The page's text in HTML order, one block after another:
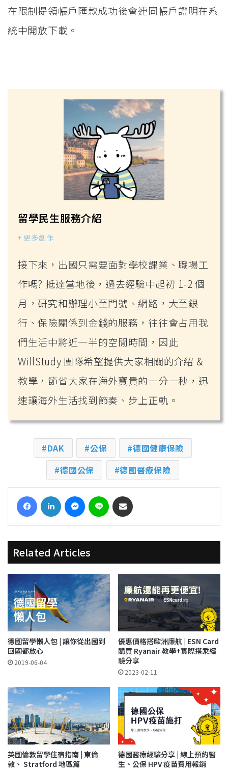
在限制提領帳戶匯款成功後會連同帳戶證明在系
統中開放下載。
留學民生服務介紹
+ 更多創作
接下來，出國只需要面對學校課業、職場工
作嗎? 抵達當地後，過去經驗中起初 1-2 個
月，研究和辦理小至門號、網路，大至銀
行、保險關係到金錢的服務，往往會占用我
們生活中將近一半的空閒時間，因此
WillStudy 團隊希望提供大家相關的介紹 &
教學，節省大家在海外寶貴的一分一秒，迅
速讓海外生活找到節奏、步上正軌。
DAK 公保
德國健康保險
德國公保
德國醫療保險
Facebook LinkedIn Messenger
Line
Related Articles
德國留學懶人包 | 讓你從出國到
回國都放心
2019-06-04
優惠價格搭歐洲廉航 | ESN Card
購買 Ryanair 教學+實際搭乘經
驗分享
2023-02-11
英國倫敦留學住宿指南 | 東倫
敦、 Stratford 地區篇
德國醫療經驗分享 | 線上預約醫
生、公保 HPV 疫苗費用報銷